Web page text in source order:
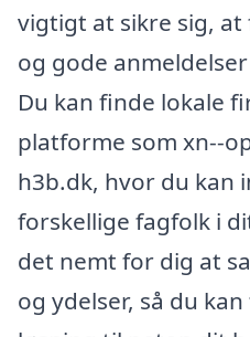
vigtigt at sikre sig,
og gode
Du kan finde lokale
platforme som xn--
h3b.dk, hvor du kan
forskellige fagfolk i
det nemt for dig at
og ydelser, så du